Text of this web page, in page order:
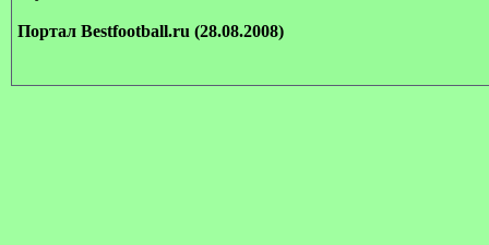
Портал Bestfootball.ru (28.08.2008)